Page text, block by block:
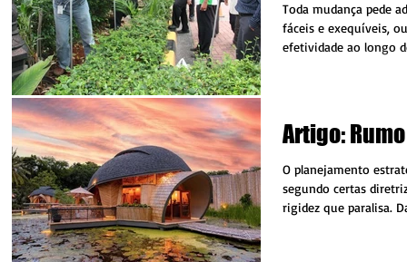
Toda mudança pede
fáceis e exequíveis,
efetividade ao longo
Artigo:
O planejamento
segundo certas
rigidez que paralisa.